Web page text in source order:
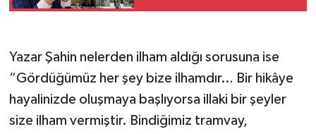
Yazar Şahin nelerden ilham aldığı sorusuna ise
“Gördüğümüz her şey bize ilhamdır… Bir hikâye
hayalinizde oluşmaya başlıyorsa illaki bir şeyler
size ilham vermiştir. Bindiğimiz tramvay,